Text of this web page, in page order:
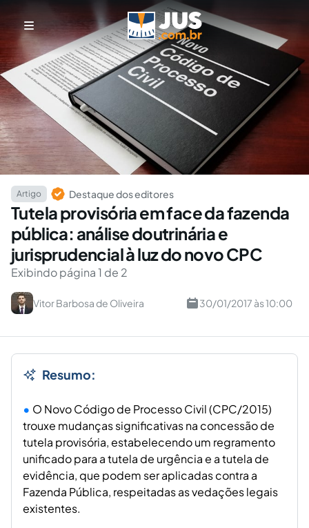
Artigo Destaque dos editores
Tutela provisória em face da fazenda
pública: análise doutrinária e
jurisprudencial à luz do novo CPC
Exibindo página 1 de 2
Vitor Barbosa de Oliveira 30/01/2017 às 10:00
Resumo:
O Novo Código de Processo Civil (CPC/2015)
trouxe mudanças significativas na concessão de
tutela provisória, estabelecendo um regramento
unificado para a tutela de urgência e a tutela de
evidência, que podem ser aplicadas contra a
Fazenda Pública, respeitadas as vedações legais
existentes.